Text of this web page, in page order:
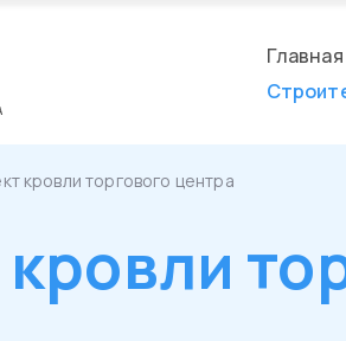
Главная
кровли торгового центра